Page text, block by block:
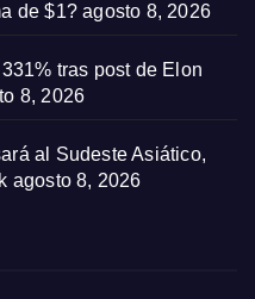
de $1? agosto 8, 2026
tras post de Elon
8, 2026
al Sudeste Asiático,
agosto 8, 2026